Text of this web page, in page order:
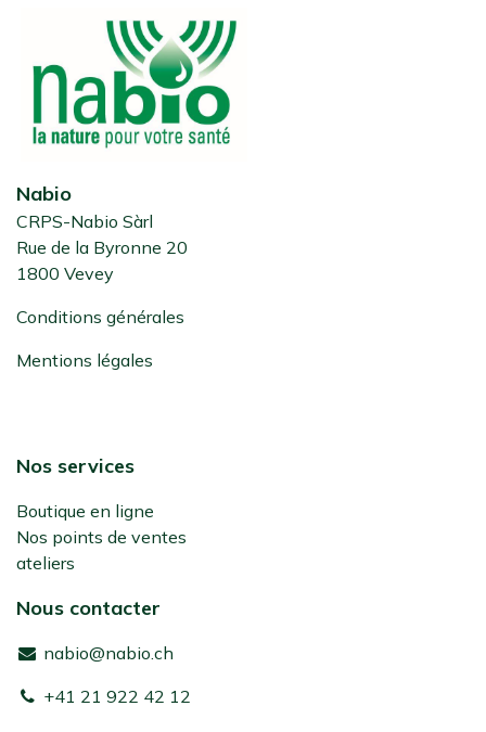
Nabio
CRPS-Nabio Sàrl
Rue de la Byronne 20
1800 Vevey
Conditions générales
Mentions légales
Nos services
Boutique en ligne
Nos points de ventes
ateliers
Nous contacter
nabio@nabio.ch
+41 21 922 42 12